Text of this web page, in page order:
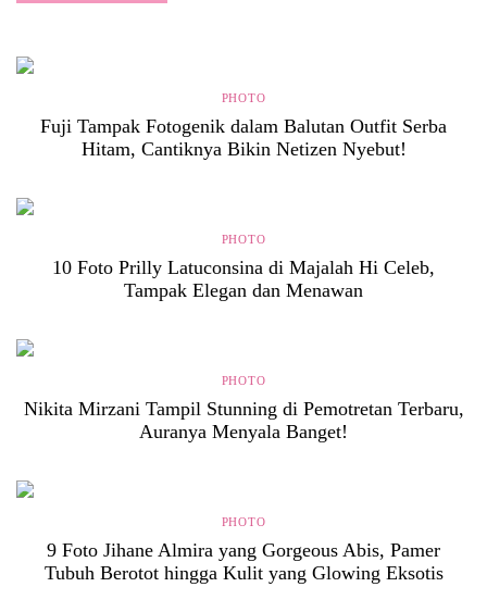
PHOTO
Fuji Tampak Fotogenik dalam Balutan Outfit Serba
Hitam, Cantiknya Bikin Netizen Nyebut!
PHOTO
10 Foto Prilly Latuconsina di Majalah Hi Celeb,
Tampak Elegan dan Menawan
PHOTO
Nikita Mirzani Tampil Stunning di Pemotretan Terbaru,
Auranya Menyala Banget!
PHOTO
9 Foto Jihane Almira yang Gorgeous Abis, Pamer
Tubuh Berotot hingga Kulit yang Glowing Eksotis